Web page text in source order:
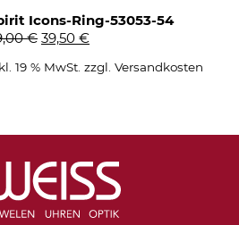
Icons-Ring-53053-54
€ Ursprünglicher
war:
39,50 €Aktueller
ist:
19 % MwSt. zzgl. Versandkosten